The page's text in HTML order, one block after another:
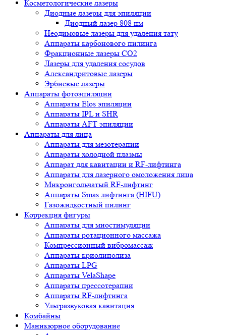
Косметологические лазеры
Диодные лазеры для эпиляции
Диодный лазер 808 нм
Неодимовые лазеры для удаления тату
Аппараты карбонового пилинга
Фракционные лазеры CO2
Лазеры для удаления сосудов
Александритовые лазеры
Эрбиевые лазеры
Аппараты фотоэпиляции
Аппараты Elos эпиляции
Аппараты IPL и SHR
Аппараты AFT эпиляции
Аппараты для лица
Аппараты для мезотерапии
Аппараты холодной плазмы
Аппарат для кавитации и RF-лифтинга
Аппараты для лазерного омоложения лица
Микроигольчатый RF-лифтинг
Аппараты Smas лифтинга (HIFU)
Газожидкостный пилинг
Коррекция фигуры
Аппараты для миостимуляции
Аппараты ротационного массажа
Компрессионный вибромассаж
Аппараты криолиполиза
Аппараты LPG
Аппараты VelaShape
Аппараты прессотерапии
Аппараты RF-лифтинга
Ультразвуковая кавитация
Комбайны
Маникюрное оборудование